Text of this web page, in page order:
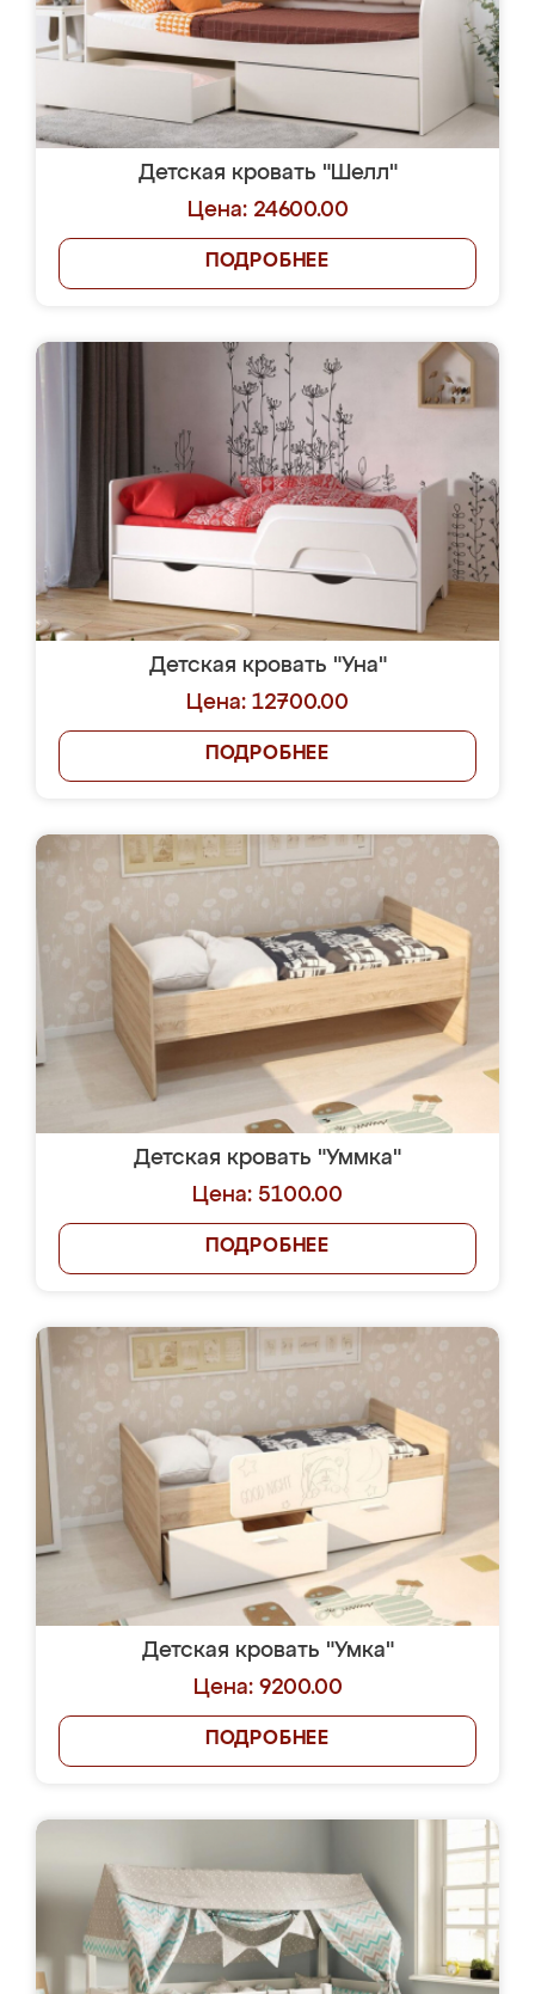
Детская кровать "Шелл"
Цена: 24600.00
ПОДРОБНЕЕ
Детская кровать "Уна"
Цена: 12700.00
ПОДРОБНЕЕ
Детская кровать "Уммка"
Цена: 5100.00
ПОДРОБНЕЕ
Детская кровать "Умка"
Цена: 9200.00
ПОДРОБНЕЕ